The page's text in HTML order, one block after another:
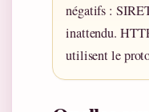
négatifs :
inattendu.
utilisent le